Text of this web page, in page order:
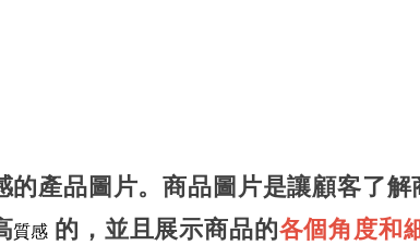
的產品圖片。商品圖片是讓顧客了
質感 的，並且展示商品的各個角度和